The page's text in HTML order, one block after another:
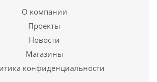
12- Сетка Премиум
38 350руб.
О компании
Проекты
Новости
Магазины
конфиденциальности